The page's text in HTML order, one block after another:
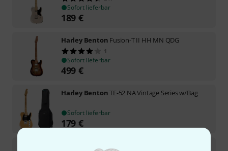
Sofort lieferbar
189 €
Harley Benton Fusion-T II HH MN QDG
1
Sofort lieferbar
499 €
Harley BentonTE-52 NA Vintage Series w/Bag
Sofort lieferbar
179 €